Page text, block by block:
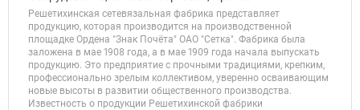
Решетихинская сетевязальная фабрика представляет
продукцию, которая производится на производственной
площадке Ордена "Знак Почёта" ОАО "Сетка". Фабрика была
заложена в мае 1908 года, а в мае 1909 года начала выпускать
продукцию. Это предприятие с прочными традициями, крепким,
профессионально зрелым коллективом, уверенно осваивающим
новые высоты в развитии общественного производства.
Известность о продукции Решетихинской фабрики